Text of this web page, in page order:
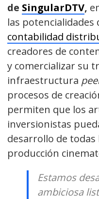
de SingularDTV,
las potencialidades
contabilidad
creadores de
y comercializar su
infraestructura
procesos de
permiten que los
inversionistas
desarrollo de todas
producción
Estamos
ambiciosa